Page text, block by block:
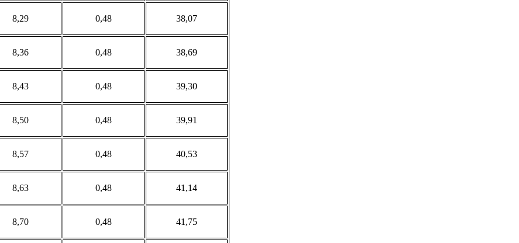
8,29 0,48 38,07
8,36 0,48 38,69
8,43 0,48 39,30
8,50 0,48 39,91
8,57 0,48 40,53
8,63 0,48 41,14
8,70 0,48 41,75